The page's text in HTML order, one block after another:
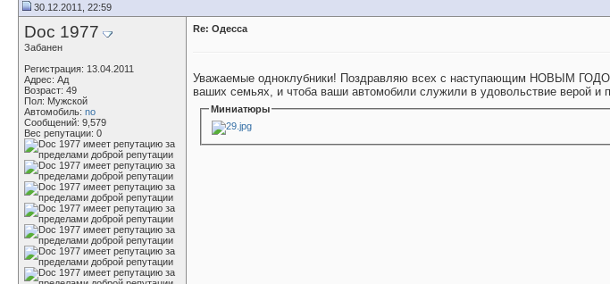
30.12.2011, 22:59
Doc 1977
Забанен
Регистрация: 13.04.2011
Адрес: Ад
Возраст: 49
Пол: Мужской
Автомобиль: no
Сообщений: 9,579
Вес репутации: 0
Re: Одесса
Уважаемые одноклубники! Поздравляю всех с наступающим НОВЫМ
ваших семьях, и чтоба ваши автомобили служили в удовольствие верой и
Миниатюры